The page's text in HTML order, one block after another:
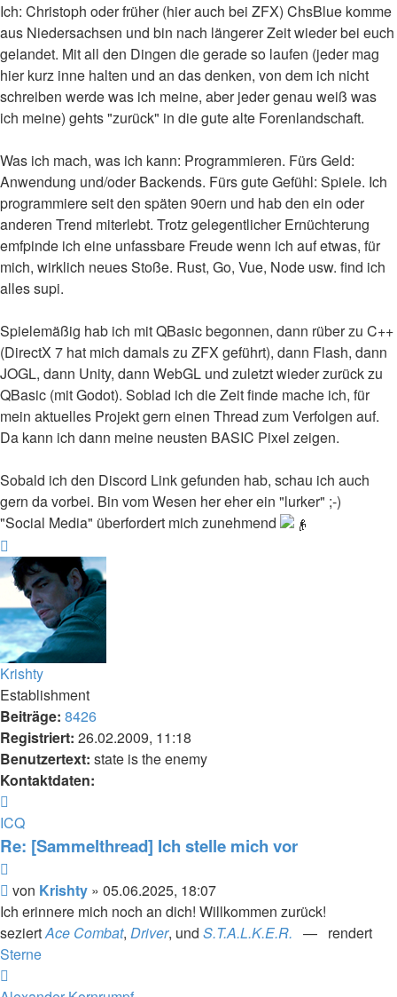
Ich: Christoph oder früher (hier auch bei ZFX) ChsBlue komme
aus Niedersachsen und bin nach längerer Zeit wieder bei euch
gelandet. Mit all den Dingen die gerade so laufen (jeder mag
hier kurz inne halten und an das denken, von dem ich nicht
schreiben werde was ich meine, aber jeder genau weiß was
ich meine) gehts "zurück" in die gute alte Forenlandschaft.
Was ich mach, was ich kann: Programmieren. Fürs Geld:
Anwendung und/oder Backends. Fürs gute Gefühl: Spiele. Ich
programmiere seit den späten 90ern und hab den ein oder
anderen Trend miterlebt. Trotz gelegentlicher Ernüchterung
emfpinde ich eine unfassbare Freude wenn ich auf etwas, für
mich, wirklich neues Stoße. Rust, Go, Vue, Node usw. find ich
alles supi.
Spielemäßig hab ich mit QBasic begonnen, dann rüber zu C++
(DirectX 7 hat mich damals zu ZFX geführt), dann Flash, dann
JOGL, dann Unity, dann WebGL und zuletzt wieder zurück zu
QBasic (mit Godot). Soblad ich die Zeit finde mache ich, für
mein aktuelles Projekt gern einen Thread zum Verfolgen auf.
Da kann ich dann meine neusten BASIC Pixel zeigen.
Sobald ich den Discord Link gefunden hab, schau ich auch
gern da vorbei. Bin vom Wesen her eher ein "lurker" ;-)
"Social Media" überfordert mich zunehmend
oben
Krishty
Establishment
Beiträge: 8426
Registriert: 26.02.2009, 11:18
Benutzertext: state is the enemy
Kontaktdaten:
von
Krishty
ICQ
Re: [Sammelthread] Ich stelle mich vor
Beitrag
von Krishty » 05.06.2025, 18:07
Ich erinnere mich noch an dich! Willkommen zurück!
seziertAce Combat, Driver, und S.T.A.L.K.E.R. — rendert
Sterne